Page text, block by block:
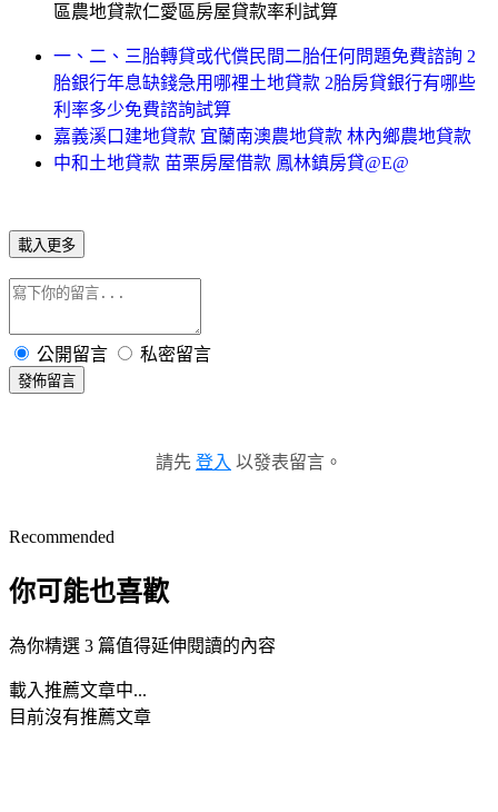
區農地貸款仁愛區房屋貸款率利試算
一、二、三胎轉貸或代償民間二胎任何問題免費諮詢 2
胎銀行年息缺錢急用哪裡土地貸款 2胎房貸銀行有哪些
利率多少免費諮詢試算
嘉義溪口建地貸款 宜蘭南澳農地貸款 林內鄉農地貸款
中和土地貸款 苗栗房屋借款 鳳林鎮房貸@E@
載入更多
公開留言 私密留言
發佈留言
請先 登入 以發表留言。
Recommended
你可能也喜歡
為你精選 3 篇值得延伸閱讀的內容
載入推薦文章中...
目前沒有推薦文章